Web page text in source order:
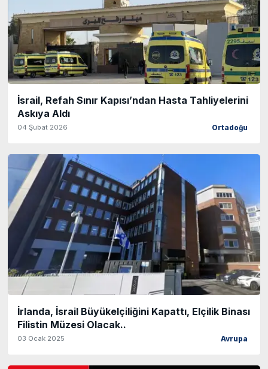
İsrail, Refah Sınır Kapısı’ndan Hasta Tahliyelerini
Askıya Aldı
04 Şubat 2026 Ortadoğu
İrlanda, İsrail Büyükelçiliğini Kapattı, Elçilik Binası
Filistin Müzesi Olacak..
03 Ocak 2025 Avrupa